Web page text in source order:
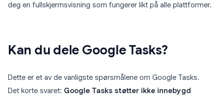
deg en fullskjermsvisning som fungerer likt på alle plattformer.
Kan du dele Google Tasks?
Dette er et av de vanligste spørsmålene om Google Tasks.
Det korte svaret: Google Tasks støtter ikke innebygd